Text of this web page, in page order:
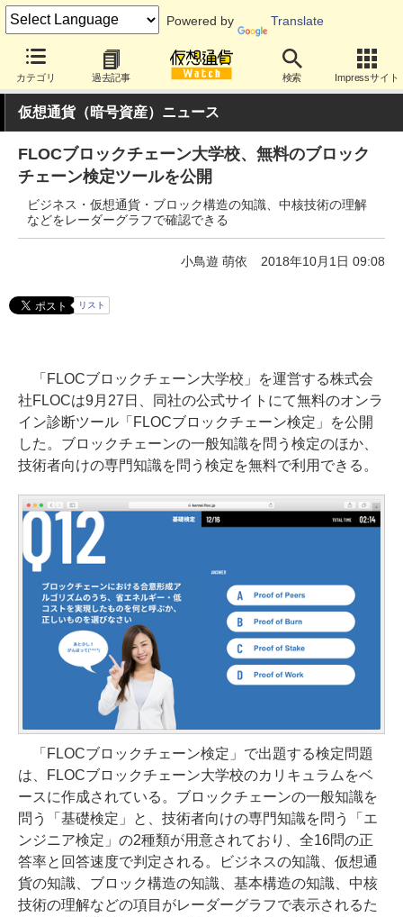
Powered by Translate
カテゴリ 過去記事 検索 Impressサイト
仮想通貨（暗号資産）ニュース
FLOCブロックチェーン大学校、無料のブロック
チェーン検定ツールを公開
ビジネス・仮想通貨・ブロック構造の知識、中核技術の理解
などをレーダーグラフで確認できる
小鳥遊 萌依 2018年10月1日 09:08
リスト
「FLOCブロックチェーン大学校」を運営する株式会
社FLOCは9月27日、同社の公式サイトにて無料のオンラ
イン診断ツール「FLOCブロックチェーン検定」を公開
した。ブロックチェーンの一般知識を問う検定のほか、
技術者向けの専門知識を問う検定を無料で利用できる。
「FLOCブロックチェーン検定」で出題する検定問題
は、FLOCブロックチェーン大学校のカリキュラムをベ
ースに作成されている。ブロックチェーンの一般知識を
問う「基礎検定」と、技術者向けの専門知識を問う「エ
ンジニア検定」の2種類が用意されており、全16問の正
答率と回答速度で判定される。ビジネスの知識、仮想通
貨の知識、ブロック構造の知識、基本構造の知識、中核
技術の理解などの項目がレーダーグラフで表示されるた